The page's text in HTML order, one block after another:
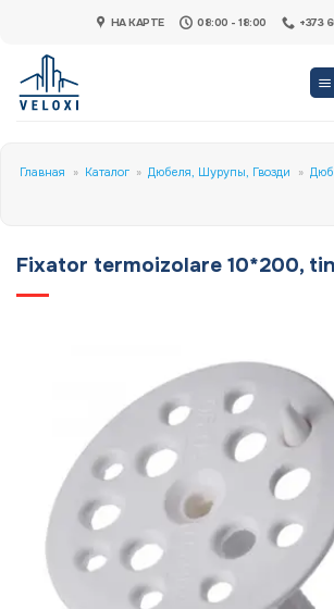
content
НА КАРТЕ 08:00 - 18:00 +373
Главная » Каталог » Дюбеля, Шурупы, Гвозди »
Fixator termoizolare 10*200,